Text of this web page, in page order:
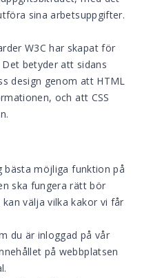
sina arbetsuppgifter.
W3C har skapat för
betyder att sidans
design genom att HTML
och att CSS
bästa möjliga funktion på
ska fungera rätt bör
välja vilka kakor vi får
du är inloggad på vår
på webbplatsen